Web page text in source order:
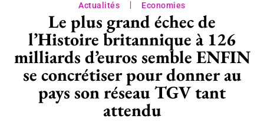
Actualités Economies
Le plus grand échec de
l’Histoire britannique à 126
milliards d’euros semble ENFIN
se concrétiser pour donner au
pays son réseau TGV tant
attendu